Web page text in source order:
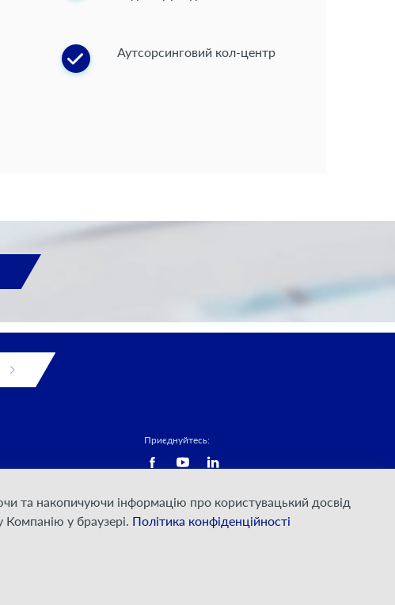
Аутсорсинговий кол-центр
Приєднуйтесь:
та накопичуючи інформацію про користувацький досвід
у браузері. Політика конфіденційності